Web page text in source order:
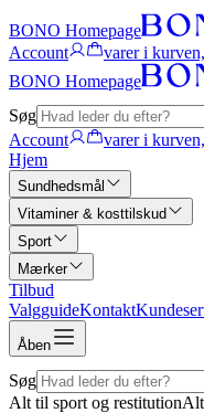
BONO Homepage
Account
varer i
BONO Homepage
Søg
Account
varer i
Hjem
Sundhedsmål
Vitaminer & kosttilskud
Sport
Mærker
Tilbud
ValgguideKontakt
Åben
Søg
Alt til sport og restitution